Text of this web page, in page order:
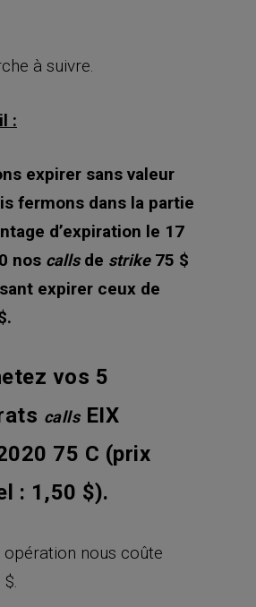
à suivre.
:
expirer sans valeur
fermons dans la partie
d’expiration le 17
nos callsde strike75 $
expirer ceux de
vos 5
callsEIX
75 C (prix
: 1,50 $).
opération nous coûte